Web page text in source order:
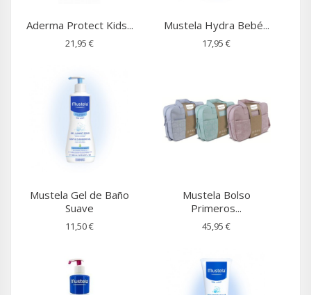
Aderma Protect Kids...
21,95 €
Mustela Hydra Bebé...
17,95 €
Mustela Gel de Baño
Suave
11,50 €
Mustela Bolso
Primeros...
45,95 €